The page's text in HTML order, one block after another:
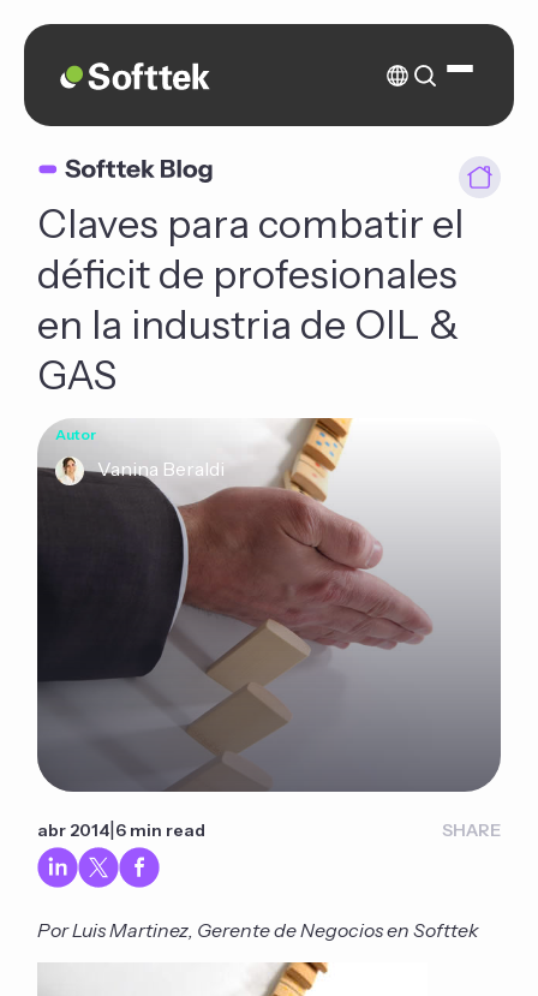
Claves para combatir el
déficit de profesionales
en la industria de OIL &
GAS
Autor
Vanina Beraldi
abr 2014|6 min read SHARE
Por Luis Martinez, Gerente de Negocios en Softtek